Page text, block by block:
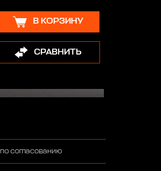
В КОРЗИНУ
СРАВНИТЬ
по согласованию